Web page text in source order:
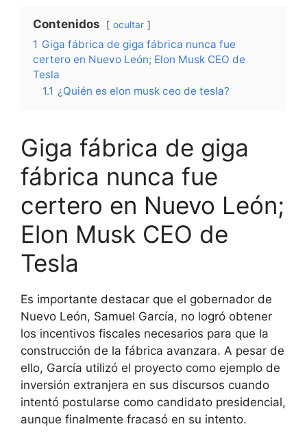
Contenidos ocultar
1 Giga fábrica de giga fábrica nunca fue
certero en Nuevo León; Elon Musk CEO de
Tesla
1.1 ¿Quién es elon musk ceo de tesla?
Giga fábrica de giga
fábrica nunca fue
certero en Nuevo León;
Elon Musk CEO de
Tesla
Es importante destacar que el gobernador de
Nuevo León, Samuel García, no logró obtener
los incentivos fiscales necesarios para que la
construcción de la fábrica avanzara. A pesar de
ello, García utilizó el proyecto como ejemplo de
inversión extranjera en sus discursos cuando
intentó postularse como candidato presidencial,
aunque finalmente fracasó en su intento.